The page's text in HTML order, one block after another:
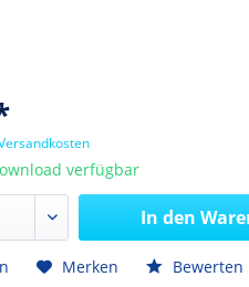
verfügbar
In den
Merken Bewerten